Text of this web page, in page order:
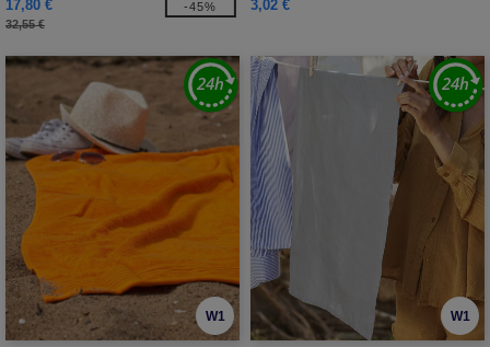
17,80 €
32,55 €
-45% 3,02 €
W1 W1